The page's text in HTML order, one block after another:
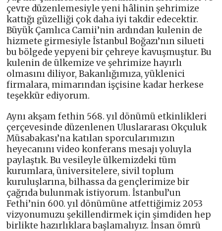
çevre düzenlemesiyle yeni hâlinin şehrimize
kattığı güzelliği çok daha iyi takdir edecektir.
Büyük Çamlıca Camii’nin ardından kulenin de
hizmete girmesiyle İstanbul Boğazı’nın silueti
bu bölgede yepyeni bir çehreye kavuşmuştur. Bu
kulenin de ülkemize ve şehrimize hayırlı
olmasını diliyor, Bakanlığımıza, yüklenici
firmalara, mimarından işçisine kadar herkese
teşekkür ediyorum.
Aynı akşam fethin 568. yıl dönümü etkinlikleri
çerçevesinde düzenlenen Uluslararası Okçuluk
Müsabakası’na katılan sporcularımızın
heyecanını video konferans mesajı yoluyla
paylaştık. Bu vesileyle ülkemizdeki tüm
kurumlara, üniversitelere, sivil toplum
kuruluşlarına, bilhassa da gençlerimize bir
çağrıda bulunmak istiyorum. İstanbul’un
Fethi’nin 600. yıl dönümüne atfettiğimiz 2053
vizyonumuzu şekillendirmek için şimdiden hep
birlikte hazırlıklara başlamalıyız. İnsan ömrü